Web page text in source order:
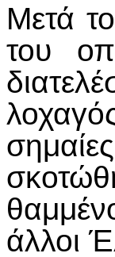
Μετά
του
άλλοι